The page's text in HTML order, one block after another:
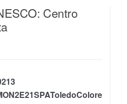
Centro